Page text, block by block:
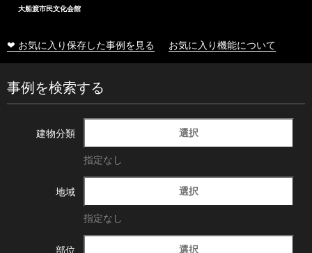
大船渡市民文化会館
❤ お気に入り保存した事例を見る お気に入り機能について
事例を検索する
建物分類 選択
指定なし
地域 選択
指定なし
部位 選択